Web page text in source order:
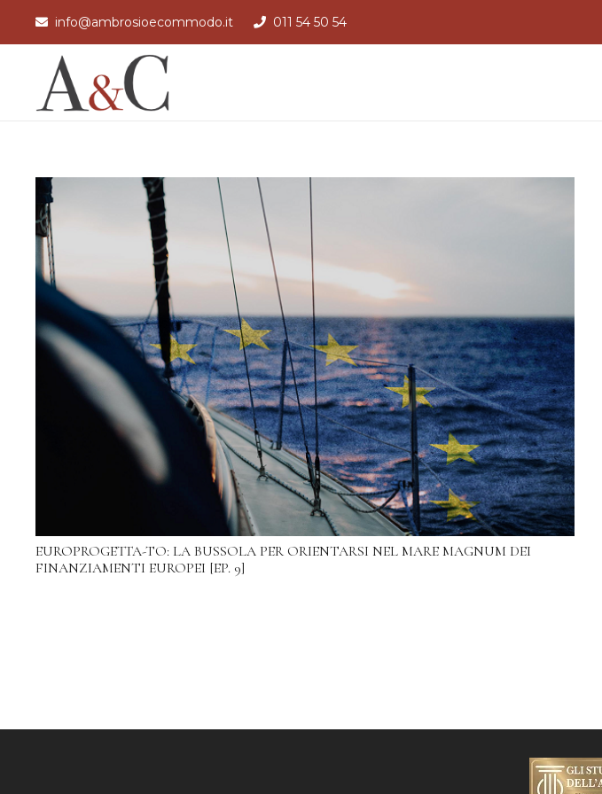
info@ambrosioecommodo.it 011 54 50 54
EUROPROGETTA-TO: LA BUSSOLA PER ORIENTARSI NEL MARE MAGNUM DEI
FINANZIAMENTI EUROPEI [EP. 9]